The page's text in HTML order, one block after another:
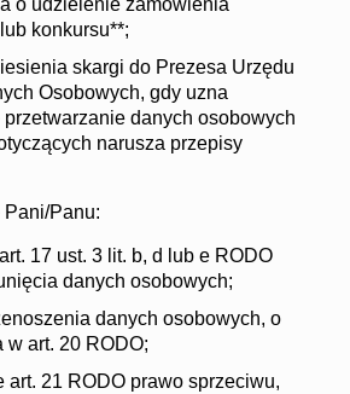
o udzielenie zamówienia
konkursu**;
skargi do Prezesa Urzędu
Osobowych, gdy uzna
przetwarzanie danych osobowych
narusza przepisy
Pani/Panu:
17 ust. 3 lit. b, d lub e RODO
danych osobowych;
danych osobowych, o
w art. 20 RODO;
art. 21 RODO prawo sprzeciwu,